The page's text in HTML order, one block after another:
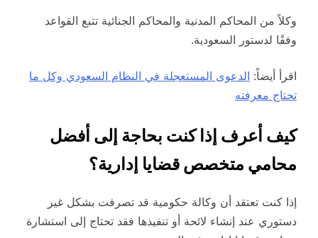
وكلاً من المحاكم المدنية والمحاكم الجنائية تتبع القواعد
وفقًا لدستور السعودية.
اقرأ أيضاً: الدعوى المستعجلة في النظام السعودي وكل ما
تحتاج معرفته
كيف أعرف إذا كنت بحاجة إلى أفضل
محامي متخصص قضايا إدارية؟
إذا كنت تعتقد أن وكالة حكومية قد تصرفت بشكل غير
دستوري عند إنشاء لائحة أو تنفيذها فقد تحتاج إلى استشارة